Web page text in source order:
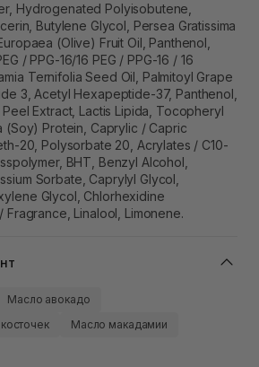
Hydrogenated Polyisobutene,
Butylene Glycol, Persea Gratissima
(Olive) Fruit Oil, Panthenol,
/ PPG-16/16 PEG / PPG-16 / 16
Ternifolia Seed Oil, Palmitoyl Grape
3, Acetyl Hexapeptide-37, Panthenol,
Extract, Lactis Lipida, Tocopheryl
(Soy) Protein, Caprylic / Capric
20, Polysorbate 20, Acrylates / C10-
BHT, Benzyl Alcohol,
Sorbate, Caprylyl Glycol,
Glycol, Chlorhexidine
Fragrance, Linalool, Limonene.
Масло авокадо
Масло макадамии